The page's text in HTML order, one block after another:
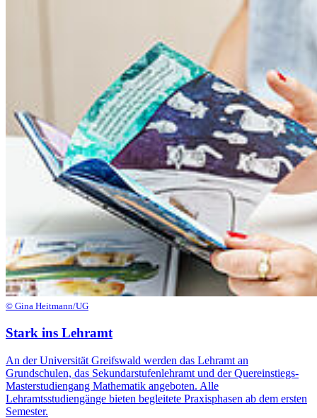
© Gina Heitmann/UG
Stark ins Lehramt
An der Universität Greifswald werden das Lehramt an
Grundschulen, das Sekundarstufenlehramt und der Quereinstiegs-
Masterstudiengang Mathematik angeboten. Alle
Lehramtsstudiengänge bieten begleitete Praxisphasen ab dem ersten
Semester.